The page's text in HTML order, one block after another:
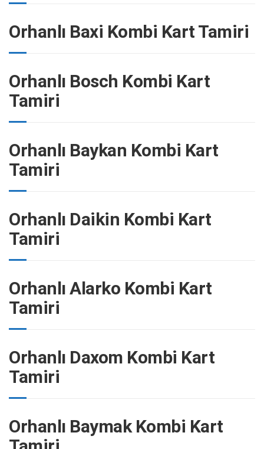
Orhanlı Baxi Kombi Kart Tamiri
Orhanlı Bosch Kombi Kart
Tamiri
Orhanlı Baykan Kombi Kart
Tamiri
Orhanlı Daikin Kombi Kart
Tamiri
Orhanlı Alarko Kombi Kart
Tamiri
Orhanlı Daxom Kombi Kart
Tamiri
Orhanlı Baymak Kombi Kart